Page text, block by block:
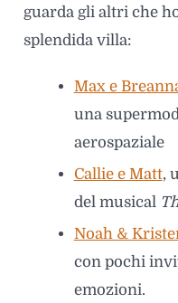
guarda gli altri che
splendida villa:
Max e
una
aerospaziale
Callie e Matt,
del musical
Noah &
con pochi
emozioni.